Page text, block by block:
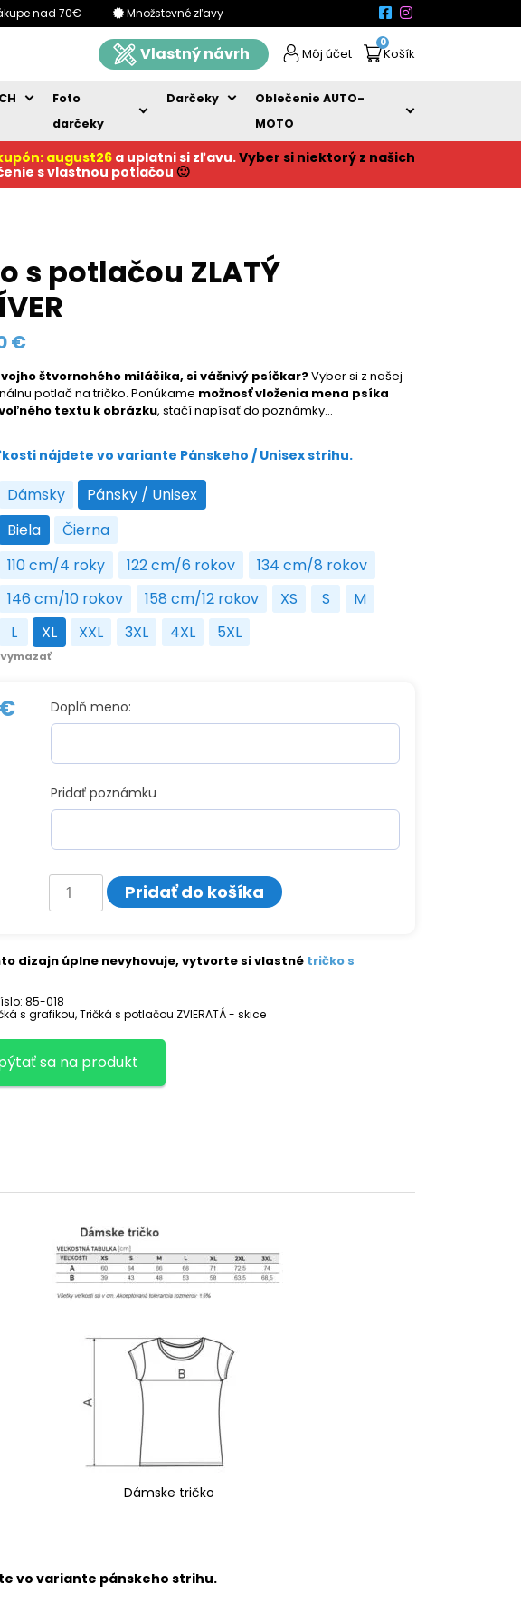
nad 70€ Množstevné zľavy
Vlastný návrh Môj účet
0
Košík
Foto
darčeky
Darčeky
Oblečenie AUTO-
MOTO
august26 a uplatni si zľavu.Vyber si niektorý z našich
s vlastnou potlačou 🙂
s potlačou ZLATÝ
€
štvornohého miláčika, si vášnivý psíčkar?Vyber si z našej
potlač na tričko. Ponúkame možnosť vloženia mena psíka
textu k obrázku, stačí napísať do poznámky…
nájdete vo variante Pánskeho / Unisex strihu.
Dámsky
Dámsky Pánsky / Unisex
Pánsky / Unisex
Biela
Biela Čierna
Čierna
110 cm/4 roky
110 cm/4 roky122 cm/6 rokov
122 cm/6 rokov134 cm/8 rokov
134 cm/8 rokov
146 cm/10 rokov
146 cm/10 rokov158 cm/12 rokov
158 cm/12 rokov
XS
XS S
S M
M
LL XL
XL XXL
XXL 3XL
3XL 4XL
4XL 5XL
5XL
Vymazať
€ Doplň meno:
Pridať poznámku
množstvo
Tričko
s
RETRÍVER
Pridať do košíka
dizajn úplne nevyhovuje, vytvorte si vlastné tričko s
85-018
s grafikou,Tričká s potlačou ZVIERATÁ - skice
sa na produkt
Dámske tričko
vo variante pánskeho strihu.